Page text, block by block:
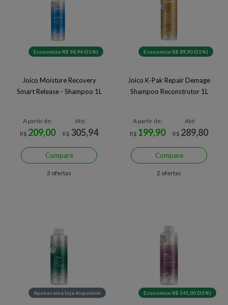
Economize R$ 96,94 (31%)
Joico Moisture Recovery
Smart Release - Shampoo 1L
A partir de:
R$ 209,00
Até:
R$ 305,94
Compare
3 ofertas
Economize R$ 89,90 (31%)
Joico K-Pak Repair Demage
Shampoo Reconstrutor 1L
A partir de:
R$ 199,90
Até:
R$ 289,80
Compare
2 ofertas
Apenas uma loja disponível Economize R$ 141,00 (33%)